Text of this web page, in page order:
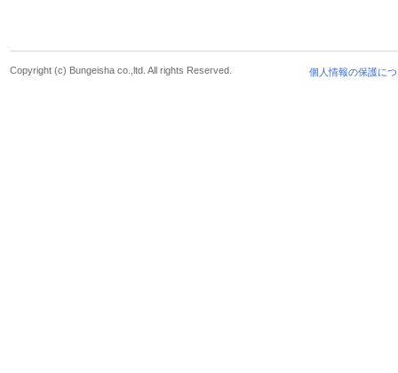
個人情報の保護に
Copyright (c) Bungeisha co.,ltd. All rights Reserved.